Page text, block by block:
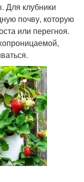
Для клубники
почву, которую
или перегноя.